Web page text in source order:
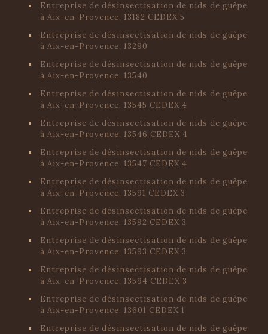
Entreprise de désinsectisation de nids de guêpe
à Aix-en-Provence, 13182 CEDEX 5
Entreprise de désinsectisation de nids de guêpe
à Aix-en-Provence, 13290
Entreprise de désinsectisation de nids de guêpe
à Aix-en-Provence, 13540
Entreprise de désinsectisation de nids de guêpe
à Aix-en-Provence, 13545 CEDEX 4
Entreprise de désinsectisation de nids de guêpe
à Aix-en-Provence, 13546 CEDEX 4
Entreprise de désinsectisation de nids de guêpe
à Aix-en-Provence, 13547 CEDEX 4
Entreprise de désinsectisation de nids de guêpe
à Aix-en-Provence, 13591 CEDEX 3
Entreprise de désinsectisation de nids de guêpe
à Aix-en-Provence, 13592 CEDEX 3
Entreprise de désinsectisation de nids de guêpe
à Aix-en-Provence, 13593 CEDEX 3
Entreprise de désinsectisation de nids de guêpe
à Aix-en-Provence, 13594 CEDEX 3
Entreprise de désinsectisation de nids de guêpe
à Aix-en-Provence, 13601 CEDEX 1
Entreprise de désinsectisation de nids de guêpe